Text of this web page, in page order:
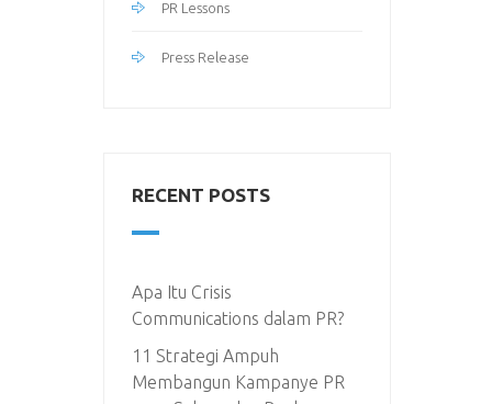
PR Lessons
Press Release
RECENT POSTS
Apa Itu Crisis
Communications dalam PR?
11 Strategi Ampuh
Membangun Kampanye PR